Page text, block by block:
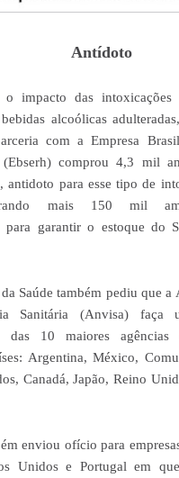
Antídoto
o impacto das intoxicações
alcoólicas
com a Empresa
(Ebserh) comprou 4,3 mil
antidoto para esse tipo de
mais 150 mil
para garantir o estoque do
Saúde também pediu que a
Sanitária (Anvisa) faça
das 10 maiores agências
Argentina, México,
Canadá, Japão, Reino
enviou ofício para
Unidos e Portugal em